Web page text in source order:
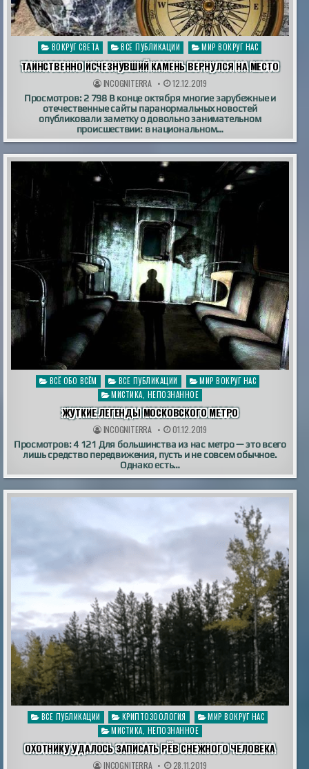
Опубликовано
в
ВОКРУГ СВЕТА ВСЕ ПУБЛИКАЦИИ МИР ВОКРУГ НАС
ТАИНСТВЕННО ИСЧЕЗНУВШИЙ КАМЕНЬ ВЕРНУЛСЯ НА МЕСТО
INCOGNITERRA 12.12.2019
Просмотров: 2 798 В конце октября многие зарубежные и
отечественные сайты паранормальных новостей
опубликовали заметку о довольно занимательном
происшествии: в национальном…
Опубликовано
в
ВСЁ ОБО ВСЁМ ВСЕ ПУБЛИКАЦИИ
МИР ВОКРУГ НАС
МИСТИКА, НЕПОЗНАННОЕ
ЖУТКИЕ ЛЕГЕНДЫ МОСКОВСКОГО МЕТРО
INCOGNITERRA 01.12.2019
Просмотров: 4 121 Для большинства из нас метро — это всего
лишь средство передвижения, пусть и не совсем обычное.
Однако есть…
Опубликовано
в
ВСЕ ПУБЛИКАЦИИ КРИПТОЗООЛОГИЯ
МИР ВОКРУГ НАС
МИСТИКА, НЕПОЗНАННОЕ
ОХОТНИКУ УДАЛОСЬ ЗАПИСАТЬ РЁВ СНЕЖНОГО ЧЕЛОВЕКА
INCOGNITERRA 28.11.2019